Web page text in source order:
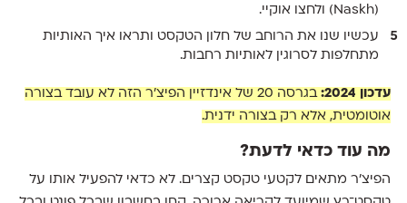
(Naskh) ולחצו אוקיי.
עכשיו שנו את הרוחב של חלון הטקסט ותראו איך האותיות
מתחלפות לסרוגין לאותיות רחבות.
עדכון 2024:
בגרסה 20 של אינדזיין הפיצ׳ר הזה לא עובד בצורה
אוטומטית, אלא רק בצורה ידנית.
מה עוד כדאי לדעת?
הפיצ׳ר מתאים לקטעי טקסט קצרים. לא כדאי להפעיל אותו על